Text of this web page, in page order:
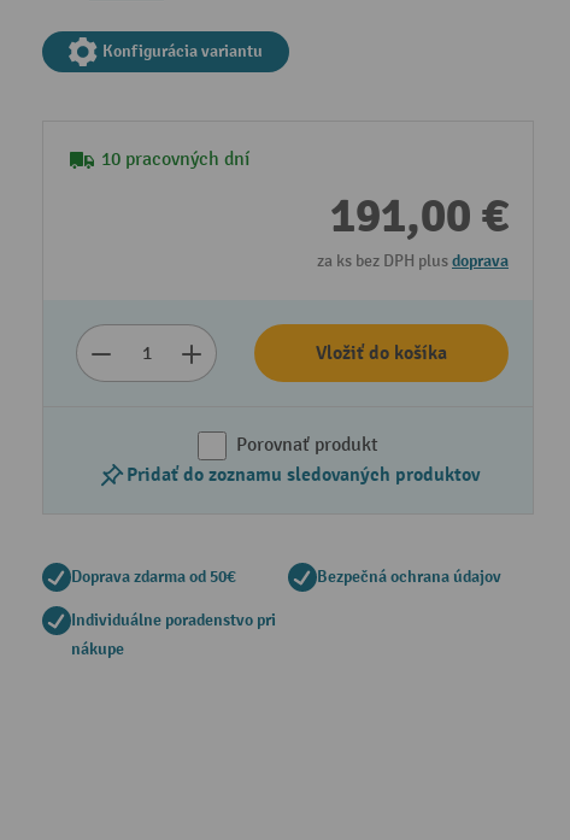
Konfigurácia variantu
10 pracovných dní
191,00 €
za ks bez DPH plusdoprava
Vložiť do košíka
Porovnať produkt
Pridať do zoznamu sledovaných produktov
Doprava zdarma od 50€ Bezpečná ochrana údajov
Individuálne poradenstvo pri
nákupe